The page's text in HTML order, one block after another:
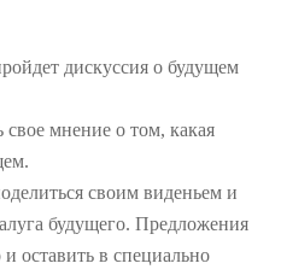
дискуссия о будущем
свое мнение о том, какая
своим виденьем и
будущего. Предложения
оставить в специально